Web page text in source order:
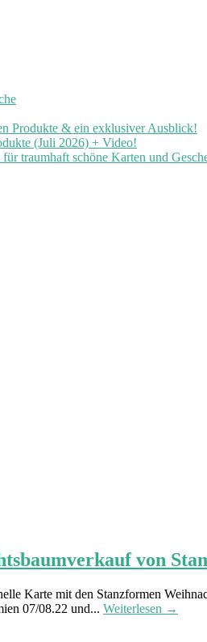
Produkte & ein exklusiver Ausblick!
(Juli 2026) + Video!
traumhaft schöne Karten und
von
Karte mit den Stanzformen
07/08.22 und... Weiterlesen →